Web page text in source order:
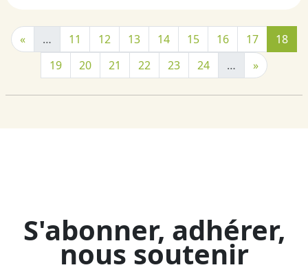
« … 11 12 13 14 15 16 17
18
19
20 21 22 23 24 … »
S'abonner, adhérer,
nous soutenir